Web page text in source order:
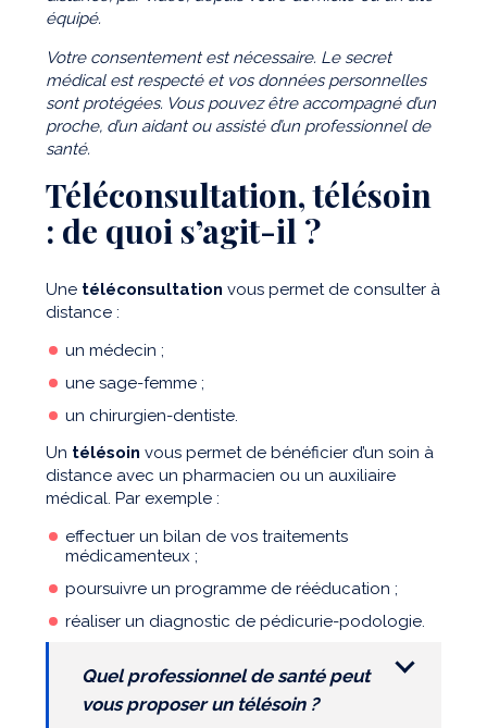
équipé.
Votre consentement est nécessaire. Le secret
médical est respecté et vos données personnelles
sont protégées. Vous pouvez être accompagné d’un
proche, d’un aidant ou assisté d’un professionnel de
santé.
Téléconsultation, télésoin
: de quoi s’agit-il ?
Une téléconsultation vous permet de consulter à
distance :
un médecin ;
une sage-femme ;
un chirurgien-dentiste.
Un télésoin vous permet de bénéficier d’un soin à
distance avec un pharmacien ou un auxiliaire
médical. Par exemple :
effectuer un bilan de vos traitements
médicamenteux ;
poursuivre un programme de rééducation ;
réaliser un diagnostic de pédicurie-podologie.
Quel professionnel de santé peut
vous proposer un télésoin ?